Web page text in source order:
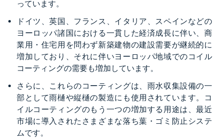
っています。
ドイツ、英国、フランス、イタリア、スペインなどの
ヨーロッパ諸国における一貫した経済成長に伴い、商
業用・住宅用を問わず新築建物の建設需要が継続的に
増加しており、それに伴いヨーロッパ地域でのコイル
コーティングの需要も増加しています。
さらに、これらのコーティングは、雨水収集設備の一
部として雨樋や縦樋の製造にも使用されています。コ
イルコーティングのもう一つの増加する用途は、最近
市場に導入されたさまざまな落ち葉・ゴミ防止システ
ムです。